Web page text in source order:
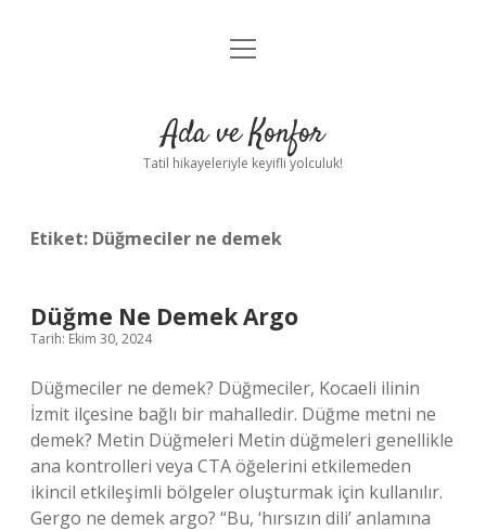
Anasayfa
Yasal Uyarı
menüyü
Ada ve Konfor
Tatil hikayeleriyle keyifli yolculuk!
Etiket: Düğmeciler ne demek
Düğme Ne Demek Argo
Tarih: Ekim 30, 2024
Düğmeciler ne demek? Düğmeciler, Kocaeli ilinin
İzmit ilçesine bağlı bir mahalledir. Düğme metni ne
demek? Metin Düğmeleri Metin düğmeleri genellikle
ana kontrolleri veya CTA öğelerini etkilemeden
ikincil etkileşimli bölgeler oluşturmak için kullanılır.
Gergo ne demek argo? “Bu, ‘hırsızın dili’ anlamına